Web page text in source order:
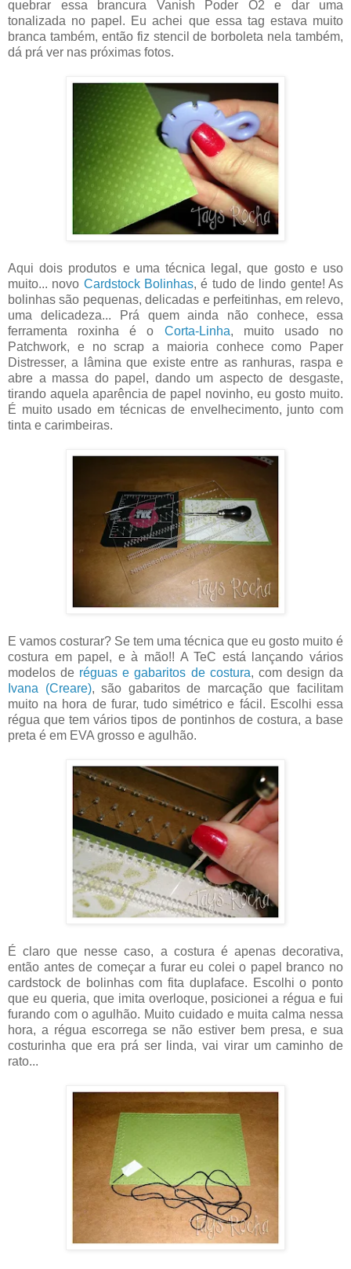
quebrar essa brancura Vanish Poder O2 e dar uma
tonalizada no papel. Eu achei que essa tag estava muito
branca também, então fiz stencil de borboleta nela também,
dá prá ver nas próximas fotos.
Aqui dois produtos e uma técnica legal, que gosto e uso
muito... novo Cardstock Bolinhas, é tudo de lindo gente! As
bolinhas são pequenas, delicadas e perfeitinhas, em relevo,
uma delicadeza... Prá quem ainda não conhece, essa
ferramenta roxinha é o Corta-Linha, muito usado no
Patchwork, e no scrap a maioria conhece como Paper
Distresser, a lâmina que existe entre as ranhuras, raspa e
abre a massa do papel, dando um aspecto de desgaste,
tirando aquela aparência de papel novinho, eu gosto muito.
É muito usado em técnicas de envelhecimento, junto com
tinta e carimbeiras.
E vamos costurar? Se tem uma técnica que eu gosto muito é
costura em papel, e à mão!! A TeC está lançando vários
modelos de réguas e gabaritos de costura, com design da
Ivana (Creare), são gabaritos de marcação que facilitam
muito na hora de furar, tudo simétrico e fácil. Escolhi essa
régua que tem vários tipos de pontinhos de costura, a base
preta é em EVA grosso e agulhão.
É claro que nesse caso, a costura é apenas decorativa,
então antes de começar a furar eu colei o papel branco no
cardstock de bolinhas com fita duplaface. Escolhi o ponto
que eu queria, que imita overloque, posicionei a régua e fui
furando com o agulhão. Muito cuidado e muita calma nessa
hora, a régua escorrega se não estiver bem presa, e sua
costurinha que era prá ser linda, vai virar um caminho de
rato...